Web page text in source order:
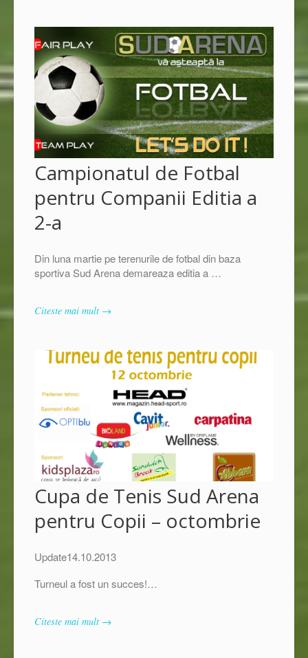
Campionatul de Fotbal
pentru Companii Editia a
2-a
Din luna martie pe terenurile de fotbal din baza
sportiva Sud Arena demareaza editia a …
Citeste mai mult →
Cupa de Tenis Sud Arena
pentru Copii – octombrie
Update14.10.2013
Turneul a fost un succes!…
Citeste mai mult →